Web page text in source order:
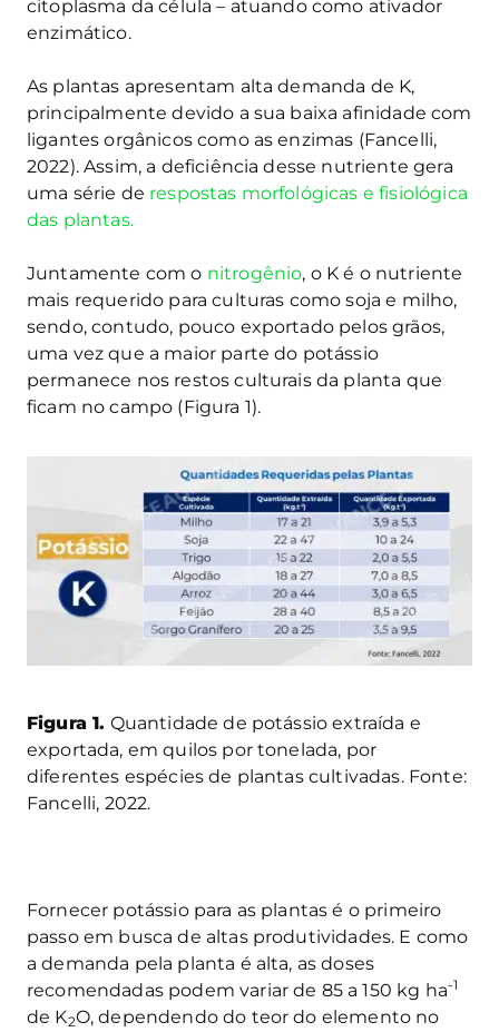
citoplasma da célula – atuando como ativador
enzimático.
As plantas apresentam alta demanda de K,
principalmente devido a sua baixa afinidade com
ligantes orgânicos como as enzimas (Fancelli,
2022). Assim, a deficiência desse nutriente gera
uma série de respostas morfológicas e fisiológica
das plantas.
Juntamente com o nitrogênio, o K é o nutriente
mais requerido para culturas como soja e milho,
sendo, contudo, pouco exportado pelos grãos,
uma vez que a maior parte do potássio
permanece nos restos culturais da planta que
ficam no campo (Figura 1).
Figura 1. Quantidade de potássio extraída e
exportada, em quilos por tonelada, por
diferentes espécies de plantas cultivadas. Fonte:
Fancelli, 2022.
Fornecer potássio para as plantas é o primeiro
passo em busca de altas produtividades. E como
a demanda pela planta é alta, as doses
recomendadas podem variar de 85 a 150 kg ha-1
de K2O, dependendo do teor do elemento no